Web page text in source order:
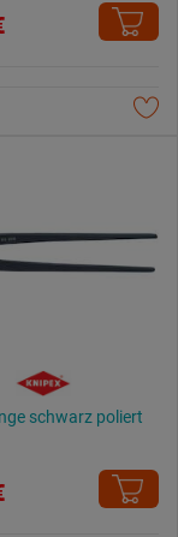
schwarz poliert